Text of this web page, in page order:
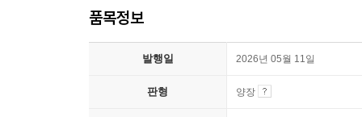
품목정보
발행일 2026년 05월 11일
판형 양장